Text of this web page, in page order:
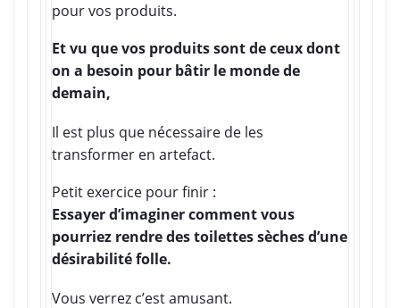
pour vos produits.
Et vu que vos produits sont de ceux dont
on a besoin pour bâtir le monde de
demain,
Il est plus que nécessaire de les
transformer en artefact.
Petit exercice pour finir :
Essayer d’imaginer comment vous
pourriez rendre des toilettes sèches d’une
désirabilité folle.
Vous verrez c’est amusant.